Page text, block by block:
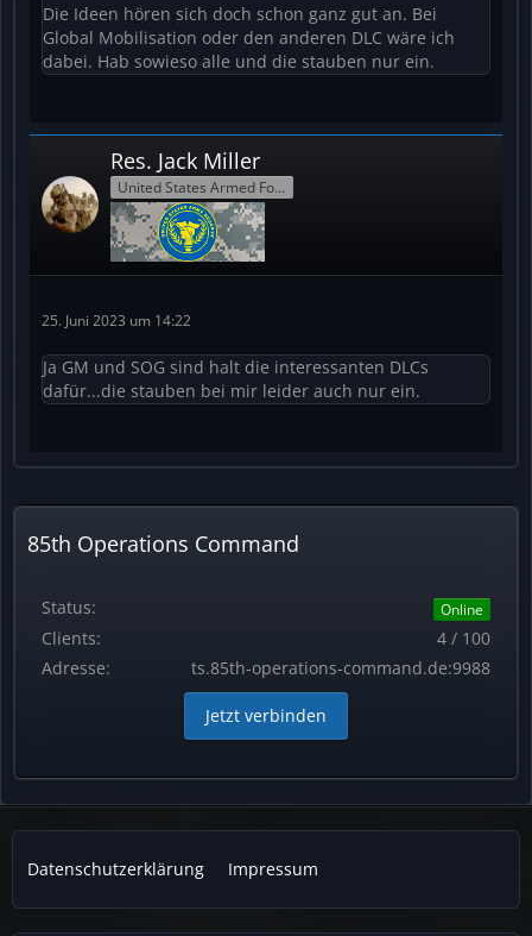
Die Ideen hören sich doch schon ganz gut an. Bei
Global Mobilisation oder den anderen DLC wäre ich
dabei. Hab sowieso alle und die stauben nur ein.
Res. Jack Miller
United States Armed Forces Reserve
25. Juni 2023 um 14:22
Ja GM und SOG sind halt die interessanten DLCs
dafür...die stauben bei mir leider auch nur ein.
85th Operations Command
Status: Online
Clients:
4 / 100
Adresse:
ts.85th-operations-command.de:9988
Jetzt verbinden
Datenschutzerklärung Impressum